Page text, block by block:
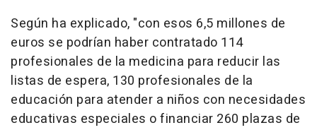
Según ha explicado, "con esos 6,5 millones de
euros se podrían haber contratado 114
profesionales de la medicina para reducir las
listas de espera, 130 profesionales de la
educación para atender a niños con necesidades
educativas especiales o financiar 260 plazas de